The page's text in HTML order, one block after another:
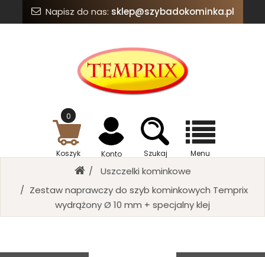
Napisz do nas: sklep@szybadokominka.pl
Koszyk
0
Konto Szukaj Menu
Uszczelki kominkowe
Zestaw naprawczy do szyb kominkowych Temprix
wydrążony Ø 10 mm + specjalny klej